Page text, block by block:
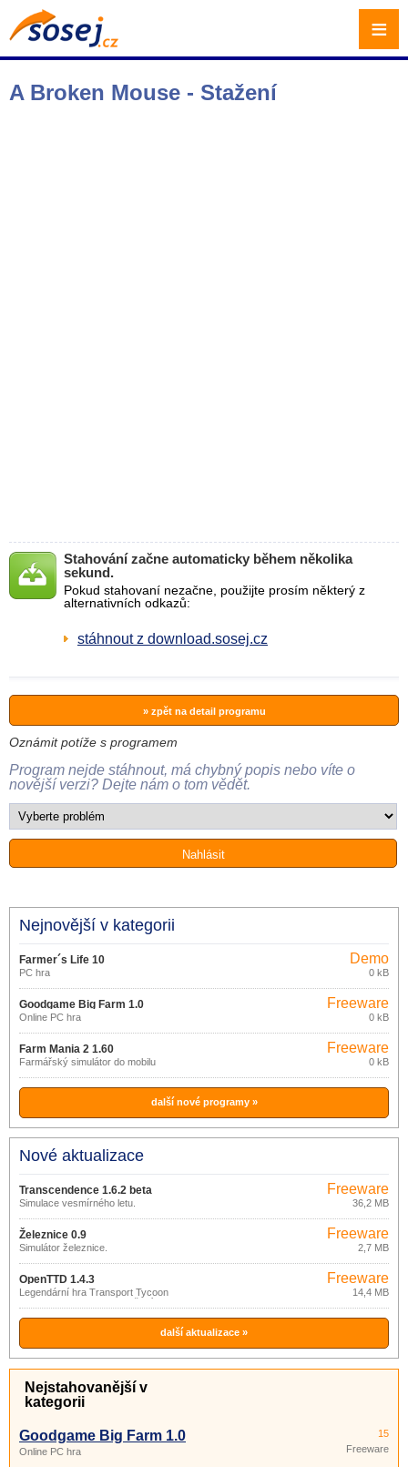
A Broken Mouse - Stažení
Stahování začne automaticky během několika
sekund.
Pokud stahovaní nezačne, použijte prosím některý z
alternativních odkazů:
stáhnout z download.sosej.cz
» zpět na detail programu
Oznámit potíže s programem
Program nejde stáhnout, má chybný popis nebo víte o
novější verzi? Dejte nám o tom vědět.
Nejnovější v kategorii
Farmer´s Life 10
PC hra
Demo
0 kB
Goodgame Big Farm 1.0
Online PC hra
Freeware
0 kB
Farm Mania 2 1.60
Farmářský simulátor do mobilu
Freeware
0 kB
další nové programy »
Nové aktualizace
Transcendence 1.6.2 beta
Simulace vesmírného letu.
Freeware
36,2 MB
Železnice 0.9
Simulátor železnice.
Freeware
2,7 MB
OpenTTD 1.4.3
Legendární hra Transport Tycoon
Deluxe se spoustou vylepšení.
Freeware
14,4 MB
další aktualizace »
Nejstahovanější v
kategorii
Goodgame Big Farm 1.0
Online PC hra
15
Freeware
≡